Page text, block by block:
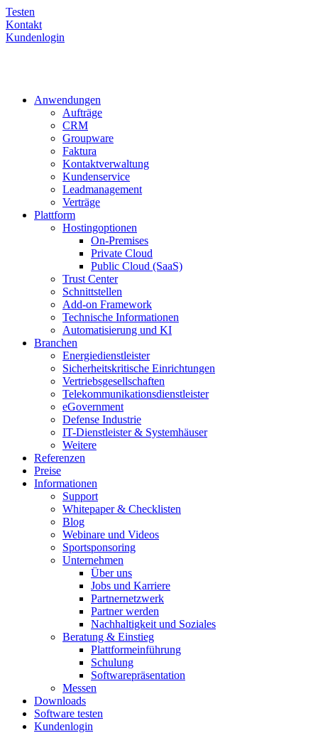
Testen
Kontakt
Kundenlogin
Anwendungen
Aufträge
CRM
Groupware
Faktura
Kontaktverwaltung
Kundenservice
Leadmanagement
Verträge
Plattform
Hostingoptionen
On-Premises
Private Cloud
Public Cloud (SaaS)
Trust Center
Schnittstellen
Add-on Framework
Technische Informationen
Automatisierung und KI
Branchen
Energiedienstleister
Sicherheitskritische Einrichtungen
Vertriebsgesellschaften
Telekommunikationsdienstleister
eGovernment
Defense Industrie
IT-Dienstleister & Systemhäuser
Weitere
Referenzen
Preise
Informationen
Support
Whitepaper & Checklisten
Blog
Webinare und Videos
Sportsponsoring
Unternehmen
Über uns
Jobs und Karriere
Partnernetzwerk
Partner werden
Nachhaltigkeit und Soziales
Beratung & Einstieg
Plattformeinführung
Schulung
Softwarepräsentation
Messen
Downloads
Software testen
Kundenlogin